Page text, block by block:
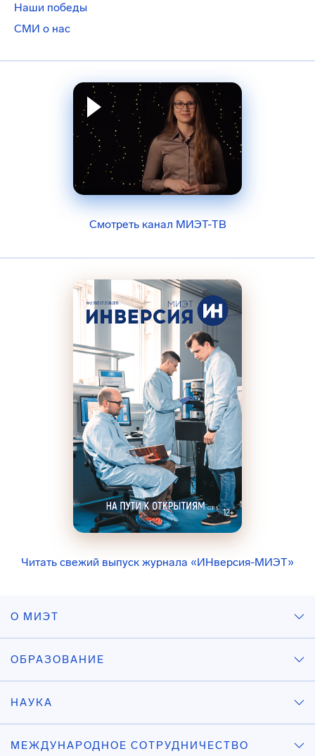
Наши победы
СМИ о нас
Смотреть канал МИЭТ-ТВ
Читать свежий выпуск журнала «ИНверсия-МИЭТ»
О МИЭТ
ОБРАЗОВАНИЕ
НАУКА
МЕЖДУНАРОДНОЕ СОТРУДНИЧЕСТВО